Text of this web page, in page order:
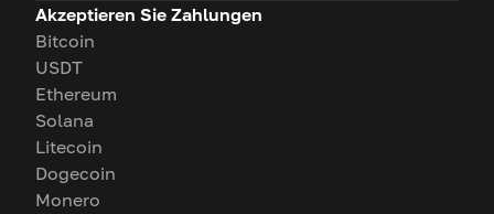
Akzeptieren Sie Zahlungen
Bitcoin
USDT
Ethereum
Solana
Litecoin
Dogecoin
Monero